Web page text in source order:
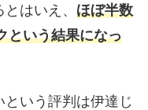
はいえ、 ほぼ半数
という結果になっ
いう評判は伊達じ